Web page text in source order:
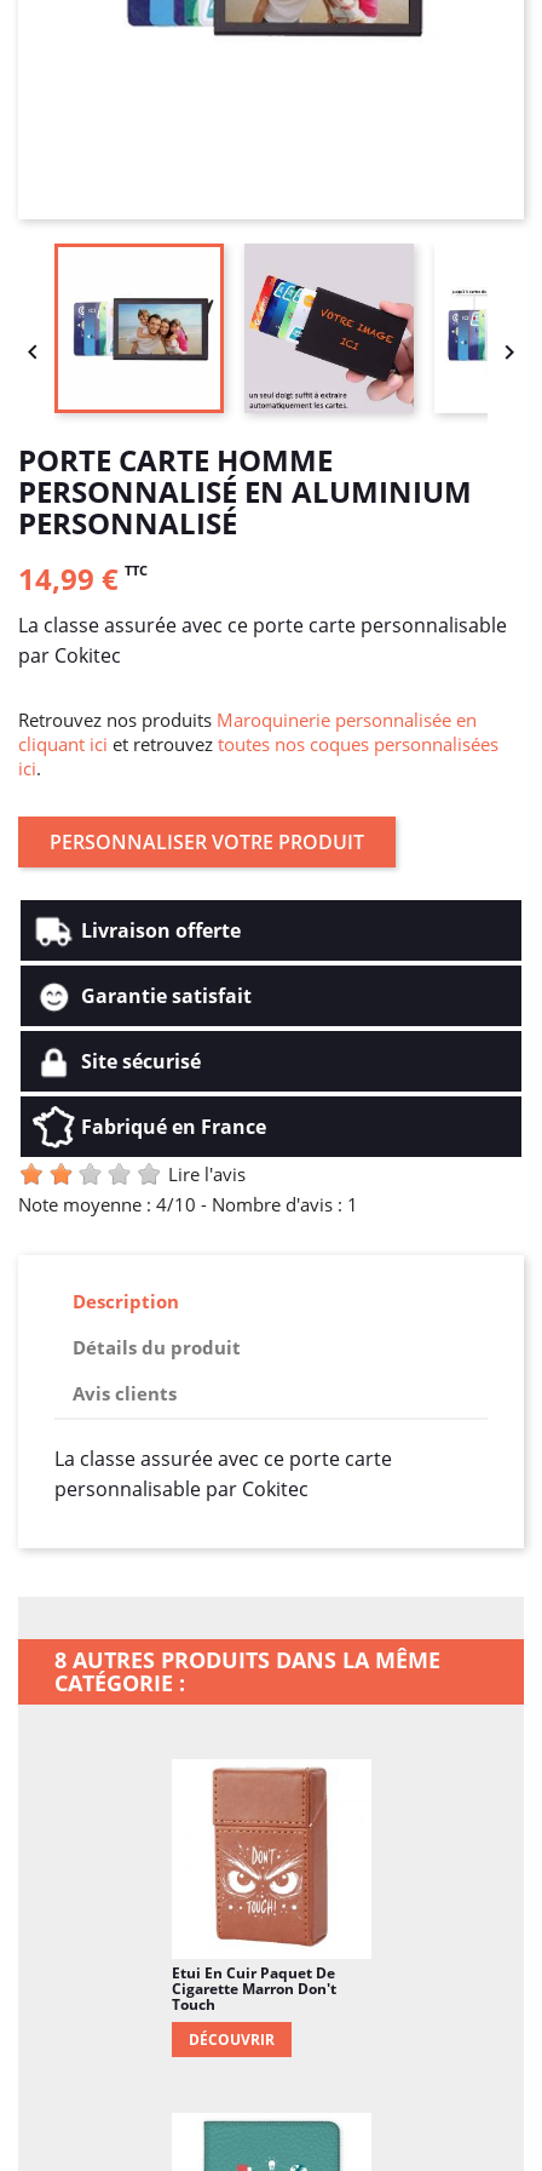
 
PORTE CARTE HOMME
PERSONNALISÉ EN ALUMINIUM
PERSONNALISÉ
14,99 € TTC
La classe assurée avec ce porte carte personnalisable
par Cokitec
Retrouvez nos produits Maroquinerie personnalisée en
cliquant ici et retrouvez toutes nos coques personnalisées
ici.
PERSONNALISER VOTRE PRODUIT
Livraison offerte
Garantie satisfait
Site sécurisé
Fabriqué en France
Lire l'avis
Note moyenne : 4/10 - Nombre d'avis : 1
Description
Détails du produit
Avis clients
La classe assurée avec ce porte carte
personnalisable par Cokitec
8 AUTRES PRODUITS DANS LA MÊME
CATÉGORIE :
Etui En Cuir Paquet De
Cigarette Marron Don't
Touch
DÉCOUVRIR